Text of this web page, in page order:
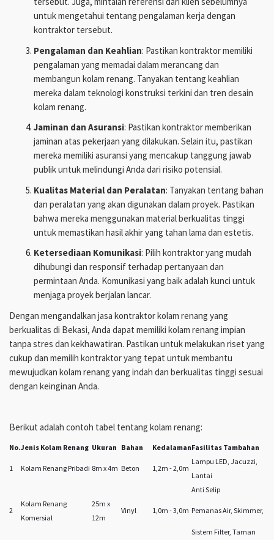
untuk mengetahui tentang pengalaman kerja dengan
kontraktor tersebut.
Pengalaman dan Keahlian: Pastikan kontraktor memiliki
pengalaman yang memadai dalam merancang dan
membangun kolam renang. Tanyakan tentang keahlian
mereka dalam teknologi konstruksi terkini dan tren desain
kolam renang.
Jaminan dan Asuransi: Pastikan kontraktor memberikan
jaminan atas pekerjaan yang dilakukan. Selain itu, pastikan
mereka memiliki asuransi yang mencakup tanggung jawab
publik untuk melindungi Anda dari risiko potensial.
Kualitas Material dan Peralatan: Tanyakan tentang bahan
dan peralatan yang akan digunakan dalam proyek. Pastikan
bahwa mereka menggunakan material berkualitas tinggi
untuk memastikan hasil akhir yang tahan lama dan estetis.
Ketersediaan Komunikasi: Pilih kontraktor yang mudah
dihubungi dan responsif terhadap pertanyaan dan
permintaan Anda. Komunikasi yang baik adalah kunci untuk
menjaga proyek berjalan lancar.
Dengan mengandalkan jasa kontraktor kolam renang yang
berkualitas di Bekasi, Anda dapat memiliki kolam renang impian
tanpa stres dan kekhawatiran. Pastikan untuk melakukan riset yang
cukup dan memilih kontraktor yang tepat untuk membantu
mewujudkan kolam renang yang indah dan berkualitas tinggi sesuai
dengan keinginan Anda.
Berikut adalah contoh tabel tentang kolam renang:
No.Jenis Kolam Renang Ukuran Bahan KedalamanFasilitas Tambahan
1 Kolam Renang Pribadi 8m x 4m Beton 1,2m - 2,0m
Lampu LED, Jacuzzi,
Lantai
Anti Selip
2
Kolam Renang
Komersial
25m x
12m
Vinyl 1,0m - 3,0m Pemanas Air, Skimmer,
Sistem Filter, Taman